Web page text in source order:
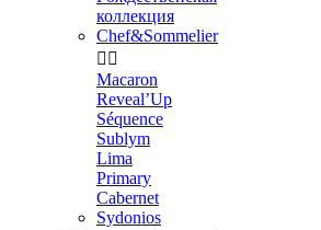
коллекция
Chef&Sommelier
 
Macaron
Reveal’Up
Séquence
Sublym
Lima
Primary
Cabernet
Sydonios